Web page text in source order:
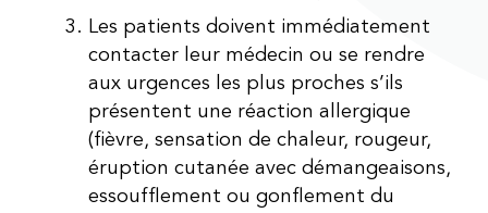
Les patients doivent immédiatement
contacter leur médecin ou se rendre
aux urgences les plus proches s’ils
présentent une réaction allergique
(fièvre, sensation de chaleur, rougeur,
éruption cutanée avec démangeaisons,
essoufflement ou gonflement du